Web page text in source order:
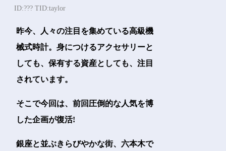
ID:??? TID:taylor
昨今、人々の注目を集めている高級機
械式時計。身につけるアクセサリーと
しても、保有する資産としても、注目
されています。
そこで今回は、前回圧倒的な人気を博
した企画が復活!
銀座と並ぶきらびやかな街、六本木で